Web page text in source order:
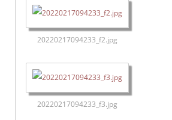
20220217094233_f2.jpg
20220217094233_f3.jpg